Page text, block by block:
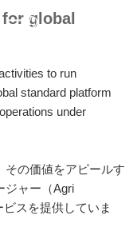
ーの
ントモジ
global
to run
standard platform
under
その価値をアピールす
ジャー（Agri
スを提供していま